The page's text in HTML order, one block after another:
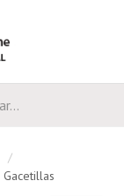
/
Gacetillas